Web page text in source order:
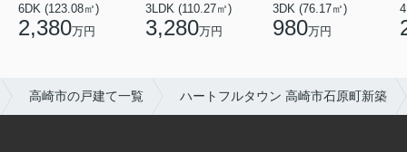
6DK (123.08㎡)
2,380万円
3LDK (110.27㎡)
3,280万円
3DK (76.17㎡)
980万円
高崎市の戸建て一覧 ハートフルタウン 高崎市石原町新築